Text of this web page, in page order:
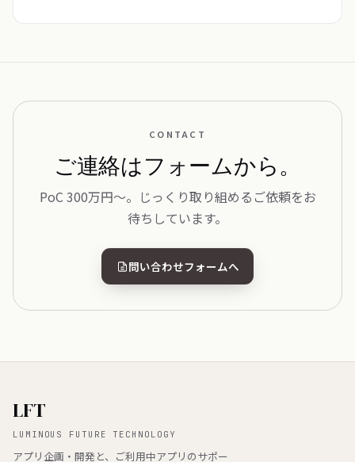
CONTACT
ご連絡はフォームから。
PoC 300万円〜。じっくり取り組めるご依頼をお
待ちしています。
問い合わせフォームへ
LFT
LUMINOUS FUTURE TECHNOLOGY
アプリ企画・開発と、ご利用中アプリのサポー